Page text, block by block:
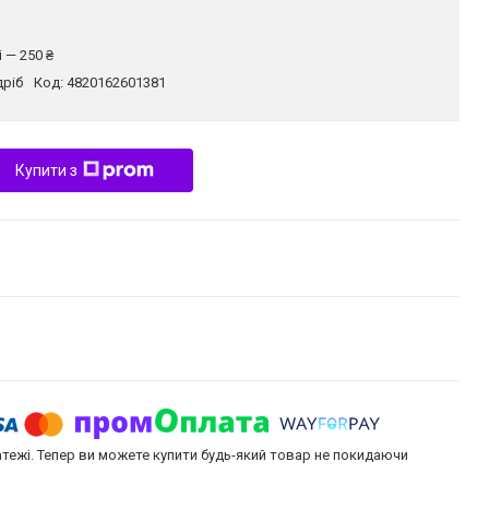
— 250 ₴
Код: 4820162601381
Купити з
Тепер ви можете купити будь-який товар не покидаючи